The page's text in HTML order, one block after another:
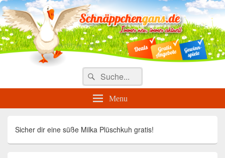
Täglich die besten Gewinnspiele
und Angebote
Search
for:
Suche
Menu
Sicher dir eine süße Milka Plüschkuh gratis!